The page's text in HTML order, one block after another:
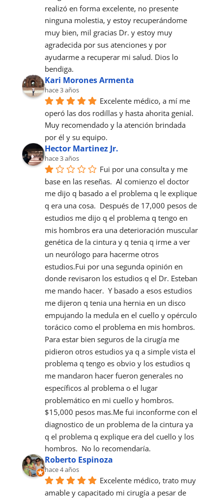
realizó en forma excelente, no presente
ninguna molestia, y estoy recuperándome
muy bien, mil gracias Dr. y estoy muy
agradecida por sus atenciones y por
ayudarme a recuperar mi salud. Dios lo
bendiga.
Kari Morones Armenta
hace 3 años
Excelente médico, a mí me
operó las dos rodillas y hasta ahorita genial.
Muy recomendado y la atención brindada
por él y su equipo.
Hector Martinez Jr.
hace 3 años
Fui por una consulta y me
base en las reseñas.  Al comienzo el doctor
me dijo q basado a el problema q le explique
q era una cosa.  Después de 17,000 pesos de
estudios me dijo q el problema q tengo en
mis hombros era una deterioración muscular
genética de la cintura y q tenia q irme a ver
un neurólogo para hacerme otros
estudios.Fui por una segunda opinión en
donde revisaron los estudios q el Dr. Esteban
me mando hacer.  Y basado a esos estudios
me dijeron q tenia una hernia en un disco
empujando la medula en el cuello y opérculo
torácico como el problema en mis hombros.
Para estar bien seguros de la cirugía me
pidieron otros estudios ya q a simple vista el
problema q tengo es obvio y los estudios q
me mandaron hacer fueron generales no
específicos al problema o el lugar
problemático en mi cuello y hombros.
$15,000 pesos mas.Me fui inconforme con el
diagnostico de un problema de la cintura ya
q el problema q explique era del cuello y los
hombros.  No lo recomendaría.
Roberto Espinoza
hace 4 años
Excelente médico, trato muy
amable y capacitado mi cirugía a pesar de